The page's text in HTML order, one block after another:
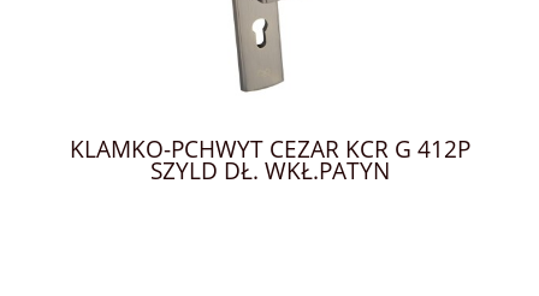
KLAMKO-PCHWYT CEZAR KCR G 412P
SZYLD DŁ. WKŁ.PATYN